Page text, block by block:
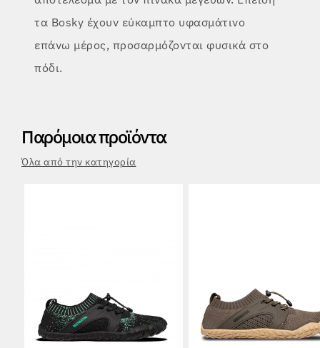
τα Bosky έχουν εύκαμπτο υφασμάτινο
επάνω μέρος, προσαρμόζονται φυσικά στο
πόδι.
Παρόμοια προϊόντα
Όλα από την κατηγορία